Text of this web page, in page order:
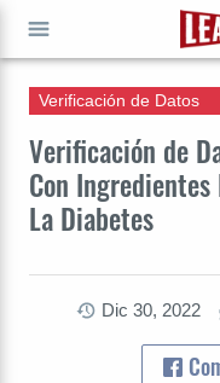
Verificación de
Con
La Diabetes
Verificación de Datos
Dic 30, 2022
IR A